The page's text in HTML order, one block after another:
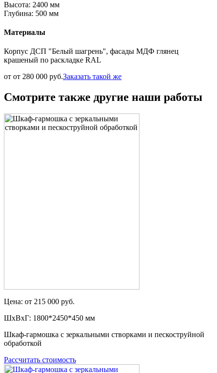
Высота: 2400 мм
Глубина: 500 мм
Материалы
Корпус ДСП "Белый шагрень", фасады МДФ глянец
крашеный по раскладке RAL
от от 280 000 руб.Заказать такой же
Смотрите также другие наши работы
Цена: от 215 000 руб.
ШxВxГ: 1800*2450*450 мм
Шкаф-гармошка с зеркальными створками и пескоструйной
обработкой
Рассчитать стоимость